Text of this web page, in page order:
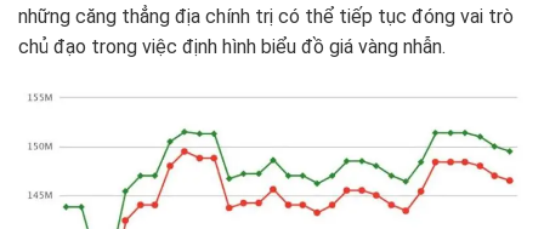
những căng thẳng địa chính trị có thể tiếp tục đóng vai trò
chủ đạo trong việc định hình biểu đồ giá vàng nhẫn.